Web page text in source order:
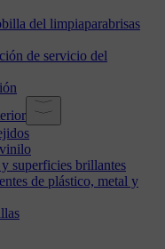
del limpiaparabrisas
de servicio del
superficies brillantes
de plástico, metal y